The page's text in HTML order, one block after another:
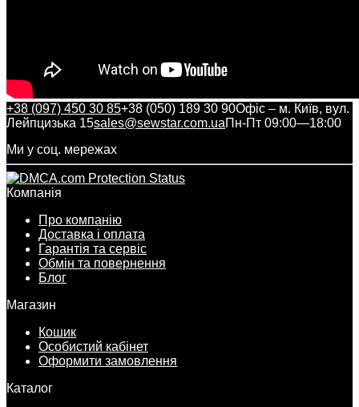
+38 (097) 450 30 85+38 (050) 189 30 90Офіс – м. Київ, вул.
Лейпцизька 15sales@sewstar.com.uaПн-Пт 09:00—18:00
Ми у соц. мережах
Компанія
Про компанію
Доставка і оплата
Гарантія та сервіс
Обмін та повернення
Блог
Магазин
Кошик
Особистий кабінет
Оформити замовлення
Каталог